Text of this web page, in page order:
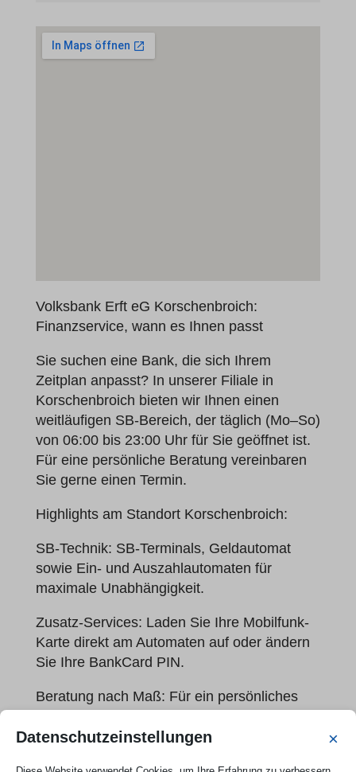
Volksbank Erft eG Korschenbroich:
Finanzservice, wann es Ihnen passt
Sie suchen eine Bank, die sich Ihrem
Zeitplan anpasst? In unserer Filiale in
Korschenbroich bieten wir Ihnen einen
weitläufigen SB-Bereich, der täglich (Mo–So)
von 06:00 bis 23:00 Uhr für Sie geöffnet ist.
Für eine persönliche Beratung vereinbaren
Sie gerne einen Termin.
Highlights am Standort Korschenbroich:
SB-Technik: SB-Terminals, Geldautomat
sowie Ein- und Auszahlautomaten für
maximale Unabhängigkeit.
Zusatz-Services: Laden Sie Ihre Mobilfunk-
Karte direkt am Automaten auf oder ändern
Sie Ihre BankCard PIN.
Beratung nach Maß: Für ein persönliches
Donnerstag zur Verfügung – vereinbaren Sie
Datenschutzeinstellungen ×